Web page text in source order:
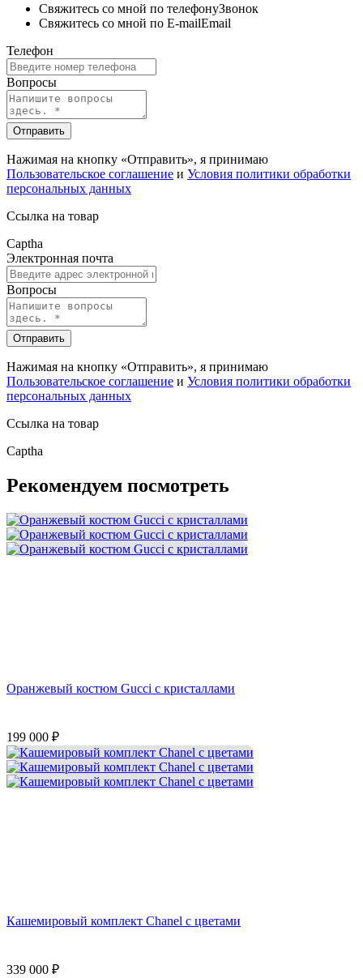
Свяжитесь со мной по телефонуЗвонок
Свяжитесь со мной по E-mailEmail
Телефон
Вопросы
Отправить
Нажимая на кнопку «Отправить», я принимаю
Пользовательское соглашение и Условия политики обработки
персональных данных
Ссылка на товар
Captha
Электронная почта
Вопросы
Отправить
Нажимая на кнопку «Отправить», я принимаю
Пользовательское соглашение и Условия политики обработки
персональных данных
Ссылка на товар
Captha
Рекомендуем посмотреть
Оранжевый костюм Gucci с кристаллами
199 000 ₽
Кашемировый комплект Chanel с цветами
339 000 ₽